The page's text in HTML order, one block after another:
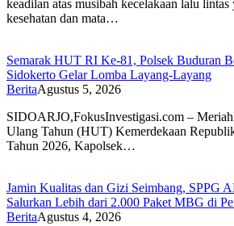
keadilan atas musibah kecelakaan lalu lintas
kesehatan dan mata…
Semarak HUT RI Ke-81, Polsek Buduran
Sidokerto Gelar Lomba Layang-Layang
BeritaAgustus 5, 2026
SIDOARJO,FokusInvestigasi.com –
Ulang Tahun (HUT) Kemerdekaan
Tahun 2026, Kapolsek…
Jamin Kualitas dan Gizi Seimbang, SPPG
Salurkan Lebih dari 2.000 Paket MBG di
BeritaAgustus 4, 2026